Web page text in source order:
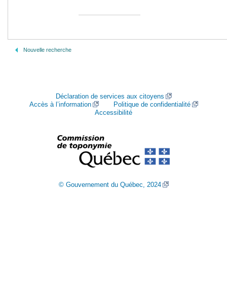
Nouvelle recherche
Déclaration de services aux citoyens
Accès à l’information
Politique de confidentialité
Accessibilité
© Gouvernement du Québec, 2024